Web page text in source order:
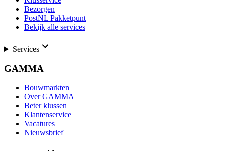
Bezorgen
PostNL Pakketpunt
Bekijk alle services
Services
GAMMA
Bouwmarkten
Over GAMMA
Beter klussen
Klantenservice
Vacatures
Nieuwsbrief